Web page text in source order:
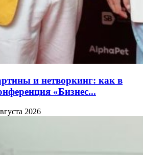
и нетворкинг: как в
«Бизнес...
2026